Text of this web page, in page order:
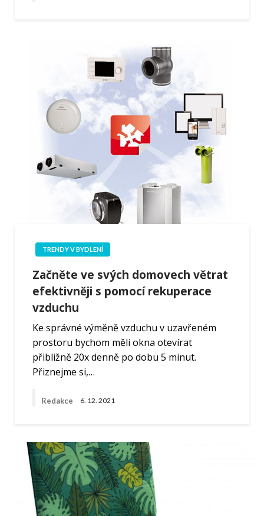
TRENDY V BYDLENÍ
Začněte ve svých domovech větrat
efektivněji s pomocí rekuperace
vzduchu
Ke správné výměně vzduchu v uzavřeném
prostoru bychom měli okna otevírat
přibližně 20x denně po dobu 5 minut.
Přiznejme si,…
Redakce 6. 12. 2021